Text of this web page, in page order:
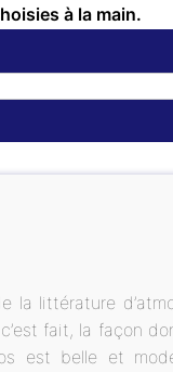
à la main.
littérature
fait, la façon
est belle et